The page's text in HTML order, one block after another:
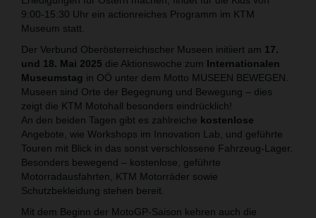
9:00-15:30 Uhr ein actionreiches Programm im KTM
Museum statt.
Der Verbund Oberösterreichischer Museen initiiert am 17.
und 18. Mai 2025 die Aktionswoche zum Internationalen
Museumstag in OÖ unter dem Motto MUSEEN BEWEGEN.
Museen sind Orte der Begegnung und Bewegung – dies
zeigt die KTM Motohall besonders eindrücklich!
An den beiden Tagen gibt es zahlreiche kostenlose
Angebote, wie Workshops im Innovation Lab, und geführte
Touren mit Blick in das sonst verschlossene Fahrzeug-Lager.
Besonders bewegend – kostenlose, geführte
Motorradausfahrten, KTM Motorräder sowie
Schutzbekleidung stehen bereit.
Mit dem Beginn der MotoGP-Saison kehren auch die